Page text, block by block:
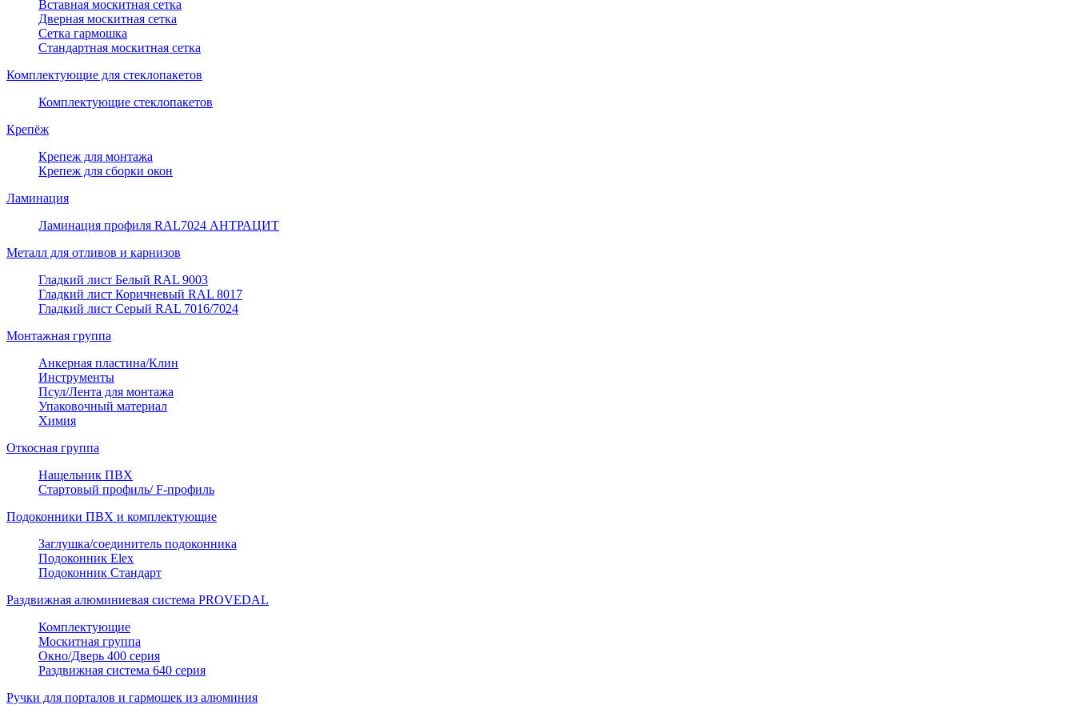
Вставная москитная сетка
Дверная москитная сетка
Сетка гармошка
Стандартная москитная сетка
Комплектующие для стеклопакетов
Комплектующие стеклопакетов
Крепёж
Крепеж для монтажа
Крепеж для сборки окон
Ламинация
Ламинация профиля RAL7024 АНТРАЦИТ
Металл для отливов и карнизов
Гладкий лист Белый RAL 9003
Гладкий лист Коричневый RAL 8017
Гладкий лист Серый RAL 7016/7024
Монтажная группа
Анкерная пластина/Клин
Инструменты
Псул/Лента для монтажа
Упаковочный материал
Химия
Откосная группа
Нащельник ПВХ
Стартовый профиль/ F-профиль
Подоконники ПВХ и комплектующие
Заглушка/соединитель подоконника
Подоконник Elex
Подоконник Стандарт
Раздвижная алюминиевая система PROVEDAL
Комплектующие
Москитная группа
Окно/Дверь 400 серия
Раздвижная система 640 серия
Ручки для порталов и гармошек из алюминия